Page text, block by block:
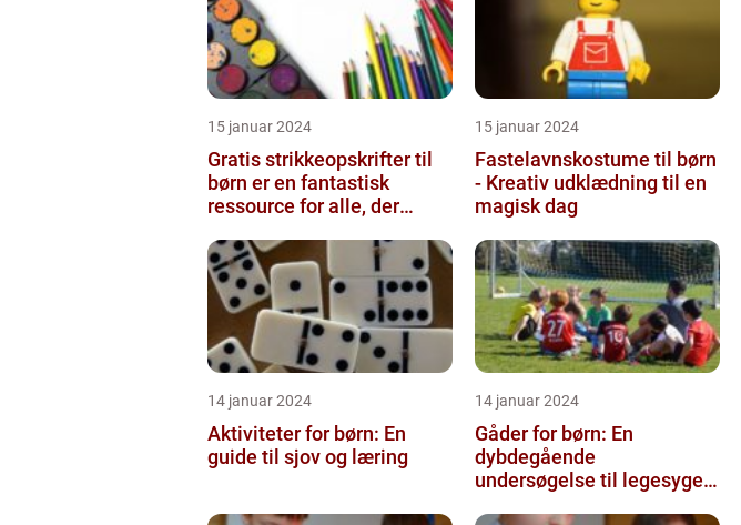
15 januar 2024
Gratis strikkeopskrifter til
børn er en fantastisk
ressource for alle, der
15 januar 2024
Fastelavnskostume til børn
- Kreativ udklædning til en
magisk dag
14 januar 2024
Aktiviteter for børn: En
guide til sjov og læring
14 januar 2024
Gåder for børn: En
dybdegående
undersøgelse til legesyge